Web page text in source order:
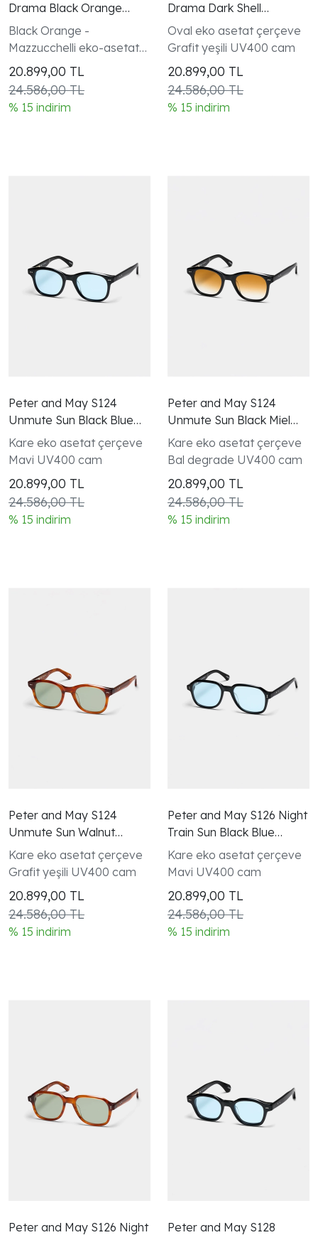
Drama Black Orange
Unisex Gunes Gozlugu
Black Orange -
Mazzucchelli eko-asetat
yatay silüet çerçeve
20.899,00 TL
24.586,00 TL
% 15 indirim
Drama Dark Shell
Graphite Green Güneş
Gözlüğü
Oval eko asetat çerçeve
Grafit yeşili UV400 cam
20.899,00 TL
24.586,00 TL
% 15 indirim
Peter and May S124
Unmute Sun Black Blue
Güneş Gözlüğü
Kare eko asetat çerçeve
Mavi UV400 cam
20.899,00 TL
24.586,00 TL
% 15 indirim
Peter and May S124
Unmute Sun Black Miel
Gradient Güneş Gözlüğü
Kare eko asetat çerçeve
Bal degrade UV400 cam
20.899,00 TL
24.586,00 TL
% 15 indirim
Peter and May S124
Unmute Sun Walnut
Grove Graphite Green
Güneş Gözlüğü
Kare eko asetat çerçeve
Grafit yeşili UV400 cam
20.899,00 TL
24.586,00 TL
% 15 indirim
Peter and May S126 Night
Train Sun Black Blue
Güneş Gözlüğü
Kare eko asetat çerçeve
Mavi UV400 cam
20.899,00 TL
24.586,00 TL
% 15 indirim
Peter and May S126 Night Peter and May S128